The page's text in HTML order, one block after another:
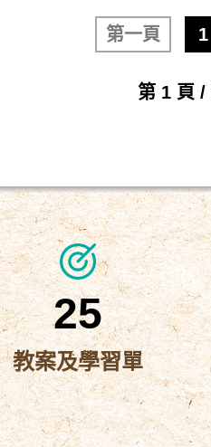
第一頁 1
第 1 頁 /
25
教案及學習單